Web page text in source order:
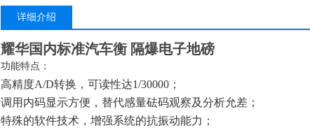
详细介绍
耀华国内标准汽车衡 隔爆电子地磅
功能特点：
高精度A/D转换，可读性达1/30000；
调用内码显示方便，替代感量砝码观察及分析允差；
特殊的软件技术，增强系统的抗振动能力；